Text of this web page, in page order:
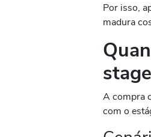
Por isso,
madura
stage
A compra
com o